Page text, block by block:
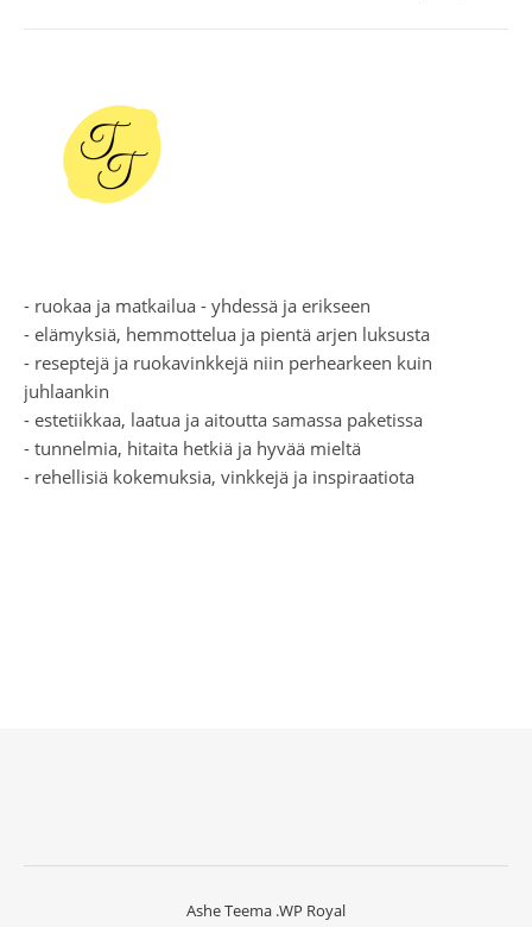
- ruokaa ja matkailua - yhdessä ja erikseen
- elämyksiä, hemmottelua ja pientä arjen luksusta
- reseptejä ja ruokavinkkejä niin perhearkeen kuin
juhlaankin
- estetiikkaa, laatua ja aitoutta samassa paketissa
- tunnelmia, hitaita hetkiä ja hyvää mieltä
- rehellisiä kokemuksia, vinkkejä ja inspiraatiota
Ashe Teema .WP Royal